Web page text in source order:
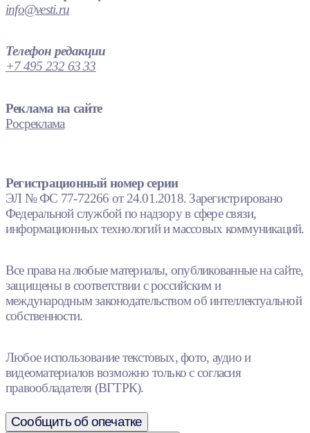
info@vesti.ru
Телефон редакции
+7 495 232 63 33
Реклама на сайте
Росреклама
Регистрационный номер серии
ЭЛ № ФС 77-72266 от 24.01.2018. Зарегистрировано
Федеральной службой по надзору в сфере связи,
информационных технологий и массовых коммуникаций.
Все права на любые материалы, опубликованные на сайте,
защищены в соответствии с российским и
международным законодательством об интеллектуальной
собственности.
Любое использование текстовых, фото, аудио и
видеоматериалов возможно только с согласия
правообладателя (ВГТРК).
Сообщить об опечатке